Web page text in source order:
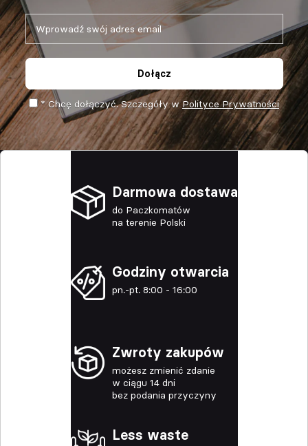
Dołącz
* Chcę dołączyć. Szczegóły wPolityce Prywatności
Darmowa dostawa
do Paczkomatów
na terenie Polski
Godziny otwarcia
pn.-pt. 8:00 - 16:00
Zwroty zakupów
możesz zmienić zdanie
w ciągu 14 dni
bez podania przyczyny
Less waste